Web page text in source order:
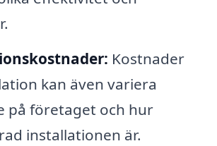
Kostnader
kan även variera
på företaget och hur
installationen är.